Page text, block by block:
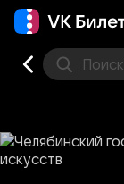
Поиск